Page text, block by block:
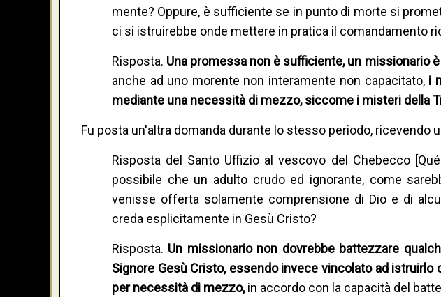
mente? Oppure, è sufficiente se in punto di morte si
ci si istruirebbe onde mettere in pratica il comandamento
Risposta. Una promessa non è sufficiente, un missionario
anche ad uno morente non interamente non capacitato, i
mediante una necessità di mezzo, siccome i misteri della
Fu posta un'altra domanda durante lo stesso periodo, ricevendo
Risposta del Santo Uffizio al vescovo del Chebecco
possibile che un adulto crudo ed ignorante, come
venisse offerta solamente comprensione di Dio e di
creda esplicitamente in Gesù Cristo?
Risposta. Un missionario non dovrebbe battezzare
Signore Gesù Cristo, essendo invece vincolato ad
per necessità di mezzo,in accordo con la capacità del